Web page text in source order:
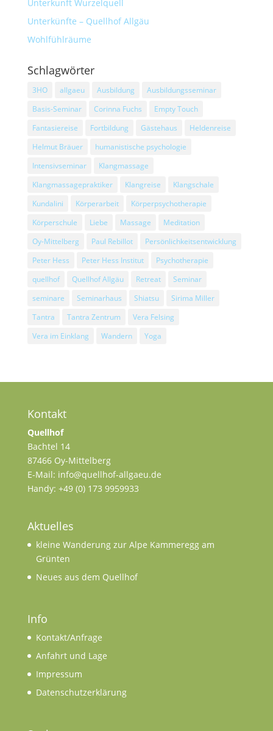
Unterkunft Wurzelquell
Unterkünfte – Quellhof Allgäu
Wohlfühlräume
Schlagwörter
3HO allgaeu Ausbildung
Ausbildungsseminar
Basis-Seminar
Corinna Fuchs
Empty Touch
Fantasiereise
Fortbildung Gästehaus
Heldenreise
Helmut Bräuer
humanistische psychologie
Intensivseminar
Klangmassage
Klangmassagepraktiker
Klangreise
Klangschale
Kundalini
Körperarbeit
Körperpsychotherapie
Körperschule
Liebe Massage
Meditation
Oy-Mittelberg
Paul Rebillot
Persönlichkeitsentwicklung
Peter Hess
Peter Hess Institut
Psychotherapie
quellhof
Quellhof Allgäu Retreat
Seminar
seminare
Seminarhaus Shiatsu
Sirima Miller
Tantra
Tantra Zentrum
Vera Felsing
Vera im Einklang
Wandern Yoga
Kontakt
Quellhof
Bachtel 14
87466 Oy-Mittelberg
E-Mail: info@quellhof-allgaeu.de
Handy: +49 (0) 173 9959933
Aktuelles
kleine Wanderung zur Alpe Kammeregg am
Grünten
Neues aus dem Quellhof
Info
Kontakt/Anfrage
Anfahrt und Lage
Impressum
Datenschutzerklärung